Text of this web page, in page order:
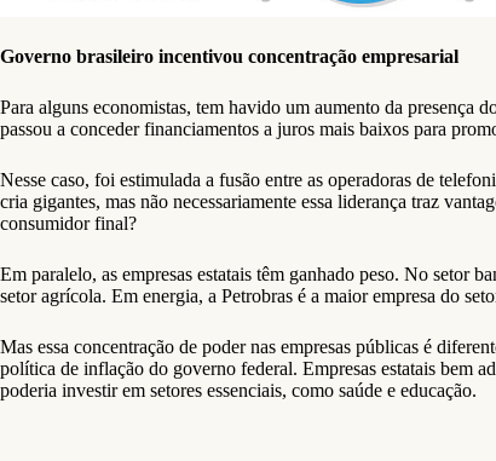
Governo brasileiro incentivou concentração empresarial
Para alguns economistas, tem havido um aumento da
passou a conceder financiamentos a juros mais baixos para
Nesse caso, foi estimulada a fusão entre as operadoras de
cria gigantes, mas não necessariamente essa liderança traz
consumidor final?
Em paralelo, as empresas estatais têm ganhado peso. No setor
setor agrícola. Em energia, a Petrobras é a maior empresa do
Mas essa concentração de poder nas empresas públicas é
política de inflação do governo federal. Empresas estatais bem
poderia investir em setores essenciais, como saúde e educação.